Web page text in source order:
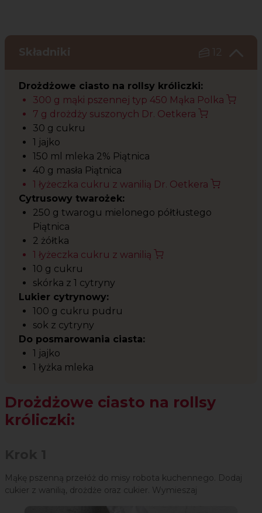
Składniki 12
Drożdżowe ciasto na rollsy króliczki:
300 g mąki pszennej typ 450 Mąka Polka
7 g drożdży suszonych Dr. Oetkera
30 g cukru
1 jajko
150 ml mleka 2% Piątnica
40 g masła Piątnica
1 łyżeczka cukru z wanilią Dr. Oetkera
Cytrusowy twarożek:
250 g twarogu mielonego półtłustego
Piątnica
2 żółtka
1 łyżeczka cukru z wanilią
10 g cukru
skórka z 1 cytryny
Lukier cytrynowy:
100 g cukru pudru
sok z cytryny
Do posmarowania ciasta:
1 jajko
1 łyżka mleka
Drożdżowe ciasto na rollsy
króliczki:
Mąkę pszenną przełóż do misy robota kuchennego. Dodaj
cukier z wanilią, drożdże oraz cukier. Wymieszaj